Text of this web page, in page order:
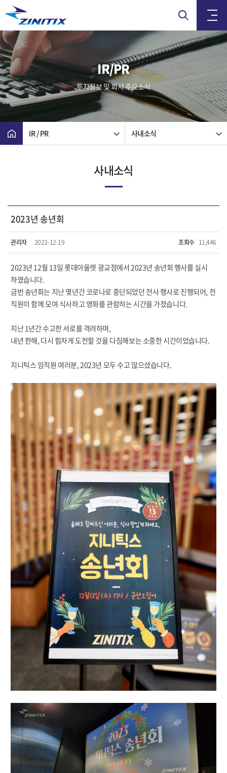
IR/PR
투자정보 및 회사 주요소식
IR / PR 사내소식
사내소식
2023년 송년회
관리자 2023-12-19 조회수 11,446
2023년 12월 13일 롯데아울렛 광교점에서 2023년 송년회 행사를 실시
하였습니다.
금번 송년회는 지난 몇년간 코로나로 중단되었던 전사 행사로 진행되어, 전
직원이 함께 모여 식사하고 영화를 관람하는 시간을 가졌습니다.
지난 1년간 수고한 서로를 격려하며,
내년 한해, 다시 힘차게 도전할 것을 다짐해보는 소중한 시간이었습니다.
지니틱스 임직원 여러분, 2023년 모두 수고 많으셨습니다.